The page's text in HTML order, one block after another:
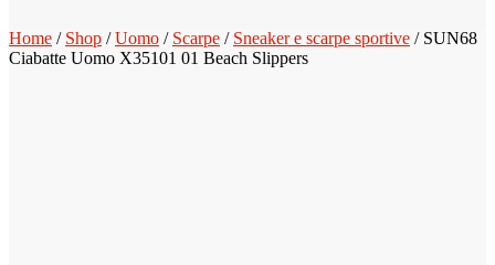
Home / Shop /Uomo / Scarpe / Sneaker e scarpe sportive / SUN68
Ciabatte Uomo X35101 01 Beach Slippers